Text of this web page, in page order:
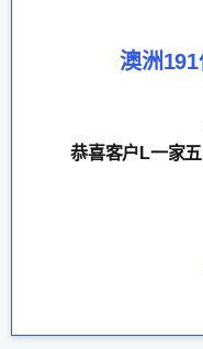
澳洲
恭喜客户L一家